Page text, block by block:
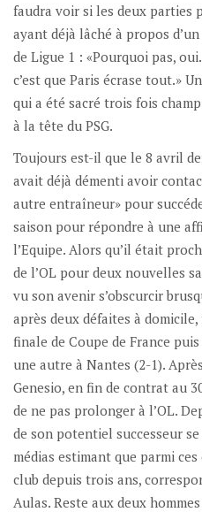
faudra voir si les deux parties
ayant déjà lâché à propos
de Ligue 1 : «Pourquoi pas,
c’est que Paris écrase tout.»
qui a été sacré trois fois
à la tête du PSG.
Toujours est-il que le 8 avril
avait déjà démenti avoir
autre entraîneur» pour
saison pour répondre à une
l’Equipe. Alors qu’il était
de l’OL pour deux nouvelles
vu son avenir s’obscurcir
après deux défaites à
finale de Coupe de France
une autre à Nantes (2-1).
Genesio, en fin de contrat au
de ne pas prolonger à l’OL.
de son potentiel successeur
médias estimant que parmi
club depuis trois ans,
Aulas. Reste aux deux